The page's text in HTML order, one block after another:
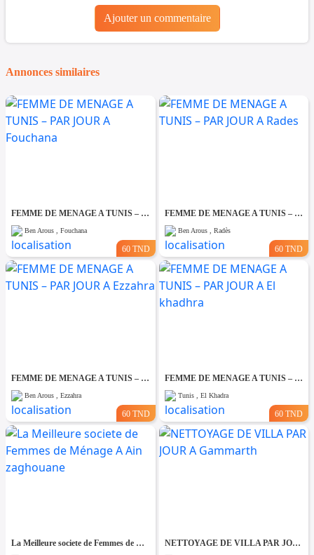
Ajouter un commentaire
Annonces similaires
FEMME DE MENAGE A TUNIS – PAR JOUR A Fouchana
Ben Arous , Fouchana
60 TND
FEMME DE MENAGE A TUNIS – PAR JOUR A Rades
Ben Arous , Radès
60 TND
FEMME DE MENAGE A TUNIS – PAR JOUR A Ezzahra
Ben Arous , Ezzahra
60 TND
FEMME DE MENAGE A TUNIS – PAR JOUR A El khadhra
Tunis , El Khadra
60 TND
La Meilleure societe de Femmes de Ménage A Ain zaghouane NETTOYAGE DE VILLA PAR JOUR A Gammarth